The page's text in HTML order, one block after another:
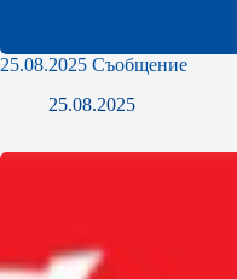
25.08.2025 Съобщение
25.08.2025